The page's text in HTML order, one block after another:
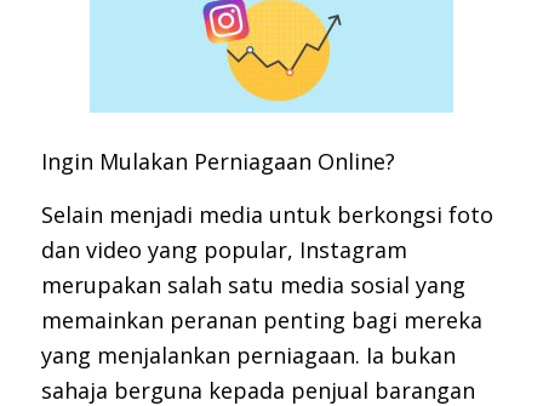
Ingin Mulakan Perniagaan Online?
Selain menjadi media untuk berkongsi foto
dan video yang popular, Instagram
merupakan salah satu media sosial yang
memainkan peranan penting bagi mereka
yang menjalankan perniagaan. Ia bukan
sahaja berguna kepada penjual barangan